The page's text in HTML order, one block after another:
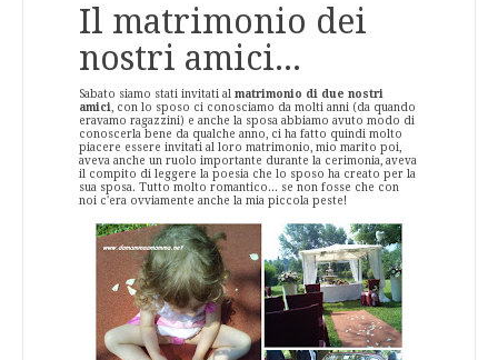
Il matrimonio dei
nostri amici...
Sabato siamo stati invitati al matrimonio di due nostri
amici , con lo sposo ci conosciamo da molti anni (da quando
eravamo ragazzini) e anche la sposa abbiamo avuto modo di
conoscerla bene da qualche anno, ci ha fatto quindi molto
piacere essere invitati al loro matrimonio, mio marito poi,
aveva anche un ruolo importante durante la cerimonia, aveva
il compito di leggere la poesia che lo sposo ha creato per la
sua sposa. Tutto molto romantico... se non fosse che con
noi c'era ovviamente anche la mia piccola peste!